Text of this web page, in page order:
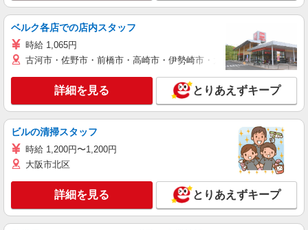
ベルク各店での店内スタッフ
時給 1,065円
古河市・佐野市・前橋市・高崎市・伊勢崎市・太田市・館林市・藤
詳細を見る とりあえずキープ
ビルの清掃スタッフ
時給 1,200円〜1,200円
大阪市北区
詳細を見る とりあえずキープ